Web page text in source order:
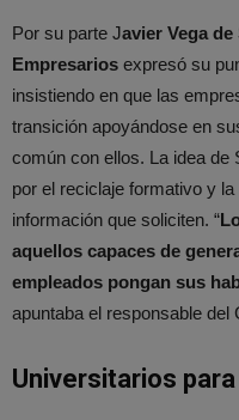
Por su parte Javier Vega
Empresarios expresó su
insistiendo en que las
transición apoyándose en
común con ellos. La idea de
por el reciclaje formativo y
información que soliciten. “
aquellos capaces de
empleados pongan sus
apuntaba el responsable
Universitarios